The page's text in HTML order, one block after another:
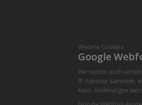
Weitere Cookies
Google
Wir nutzen auch
IP-Adresse sammeln,
kann. Änderungen